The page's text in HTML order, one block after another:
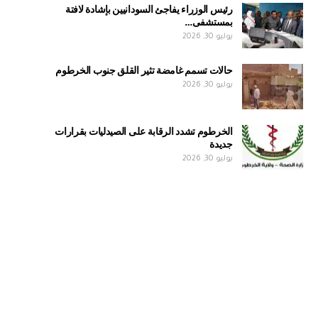
رئيس الوزراء يفاجئ السودانيين بإشادة لافتة
بمستشفى…
يوليو 30, 2026
حالات تسمم غامضة تثير القلق جنوب الخرطوم
يوليو 30, 2026
الخرطوم تشدد الرقابة على الصيدليات بقرارات
جديدة
يوليو 30, 2026